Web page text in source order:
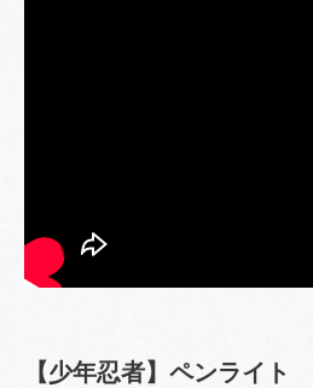
【少年忍者】ペンライト